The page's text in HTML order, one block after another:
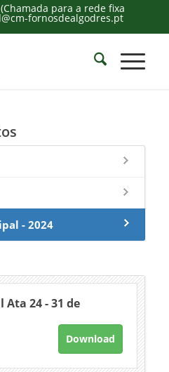
para a rede fixa
fornosdealgodres.pt
- 2024
24 - 31 de
Download